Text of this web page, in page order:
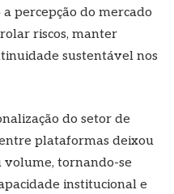
percepção do mercado
riscos, manter
sustentável nos
do setor de
plataformas deixou
volume, tornando-se
institucional e